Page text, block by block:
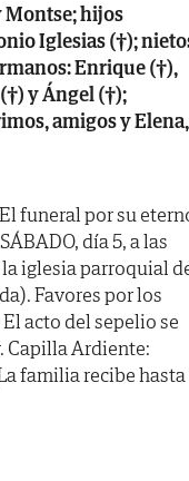
Montse; hijos
Iglesias (†);
Enrique (†),
y Ángel (†);
amigos y Elena,
funeral por su
día 5, a las
la iglesia parroquial
Favores por los
acto del sepelio se
Capilla Ardiente:
familia recibe hasta